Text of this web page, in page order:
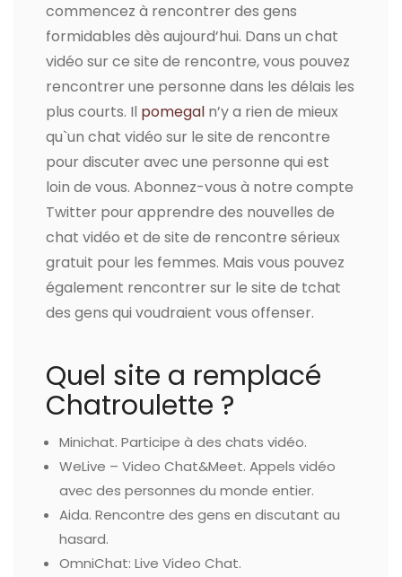
commencez à rencontrer des gens
formidables dès aujourd’hui. Dans un chat
vidéo sur ce site de rencontre, vous pouvez
rencontrer une personne dans les délais les
plus courts. Il pomegal n’y a rien de mieux
qu`un chat vidéo sur le site de rencontre
pour discuter avec une personne qui est
loin de vous. Abonnez-vous à notre compte
Twitter pour apprendre des nouvelles de
chat vidéo et de site de rencontre sérieux
gratuit pour les femmes. Mais vous pouvez
également rencontrer sur le site de tchat
des gens qui voudraient vous offenser.
Quel site a remplacé
Chatroulette ?
Minichat. Participe à des chats vidéo.
WeLive – Video Chat&Meet. Appels vidéo
avec des personnes du monde entier.
Aida. Rencontre des gens en discutant au
hasard.
OmniChat: Live Video Chat.